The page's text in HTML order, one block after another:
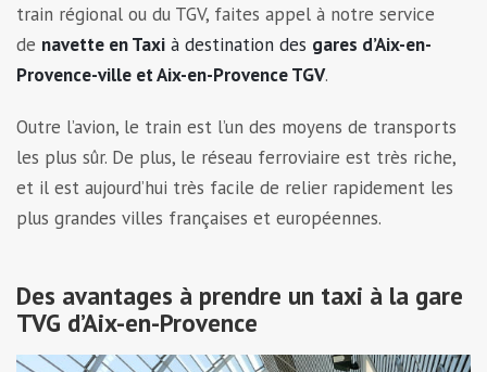
train régional ou du TGV, faites appel à notre service
de navette en Taxi à destination des gares d’Aix-en-
Provence-ville et Aix-en-Provence TGV.
Outre l’avion, le train est l’un des moyens de transports
les plus sûr. De plus, le réseau ferroviaire est très riche,
et il est aujourd’hui très facile de relier rapidement les
plus grandes villes françaises et européennes.
Des avantages à prendre un taxi à la gare
TVG d’Aix-en-Provence